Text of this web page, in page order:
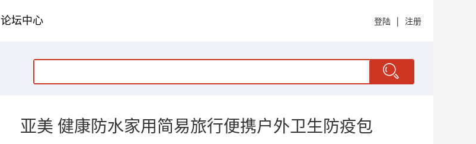
论坛中心 登陆 | 注册
亚美 健康防水家用简易旅行便携户外卫生防疫包